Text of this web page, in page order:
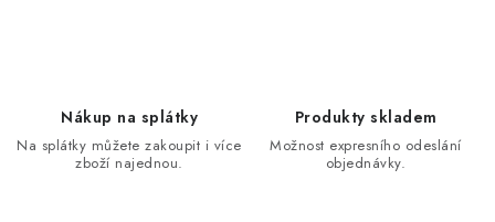
a
Nákup na splátky
Na splátky můžete zakoupit i více
zboží najednou.
Produkty skladem
Možnost expresního odeslání
objednávky.